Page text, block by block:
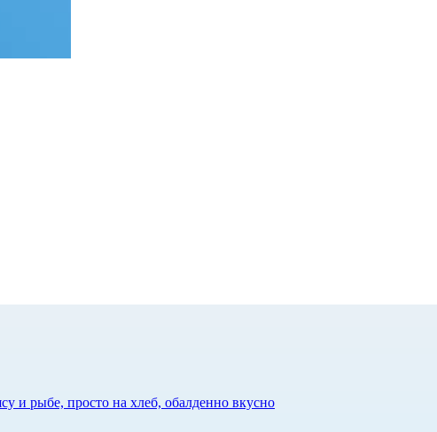
и рыбе, просто на хлеб, обалденно вкусно